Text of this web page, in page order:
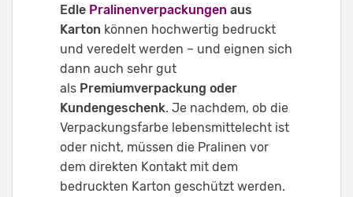
Edle Pralinenverpackungen aus
Karton können hochwertig bedruckt
und veredelt werden – und eignen sich
dann auch sehr gut
als Premiumverpackung oder
Kundengeschenk. Je nachdem, ob die
Verpackungsfarbe lebensmittelecht ist
oder nicht, müssen die Pralinen vor
dem direkten Kontakt mit dem
bedruckten Karton geschützt werden.